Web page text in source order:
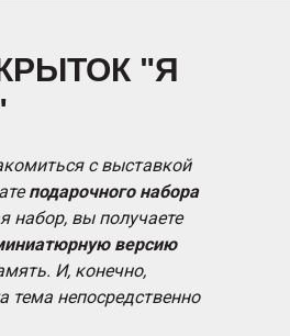
"Я
с выставкой
подарочного набора
набор, вы получаете
версию
И, конечно,
тема непосредственно